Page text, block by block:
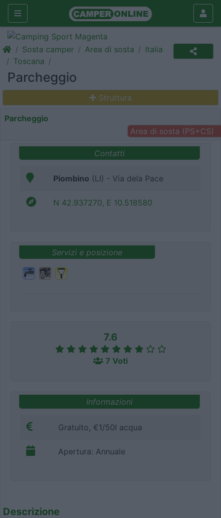
Sosta camper Area di sosta
Italia
Toscana
Parcheggio
Struttura
Parcheggio
Area di sosta (PS+CS)
Contatti
Piombino (LI) - Via dela Pace
N 42.937270, E 10.518580
Servizi e posizione
7.6
7 Voti
Informazioni
Gratuito, €1/50l acqua
Apertura: Annuale
Descrizione